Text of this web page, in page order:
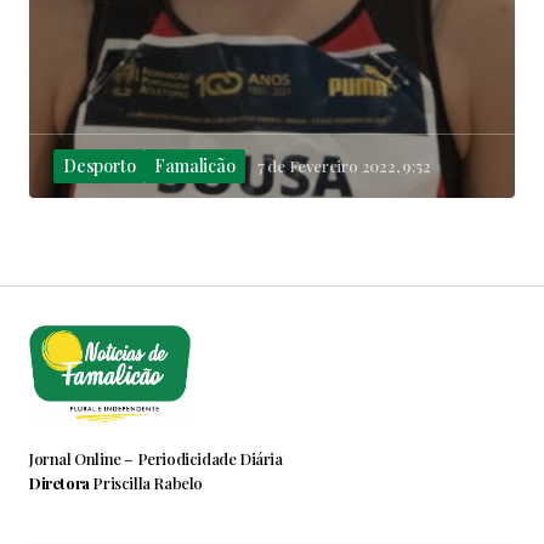
Desporto Famalicão 7 de Fevereiro 2022, 9:52
Jornal Online – Periodicidade Diária
Diretora Priscilla Rabelo